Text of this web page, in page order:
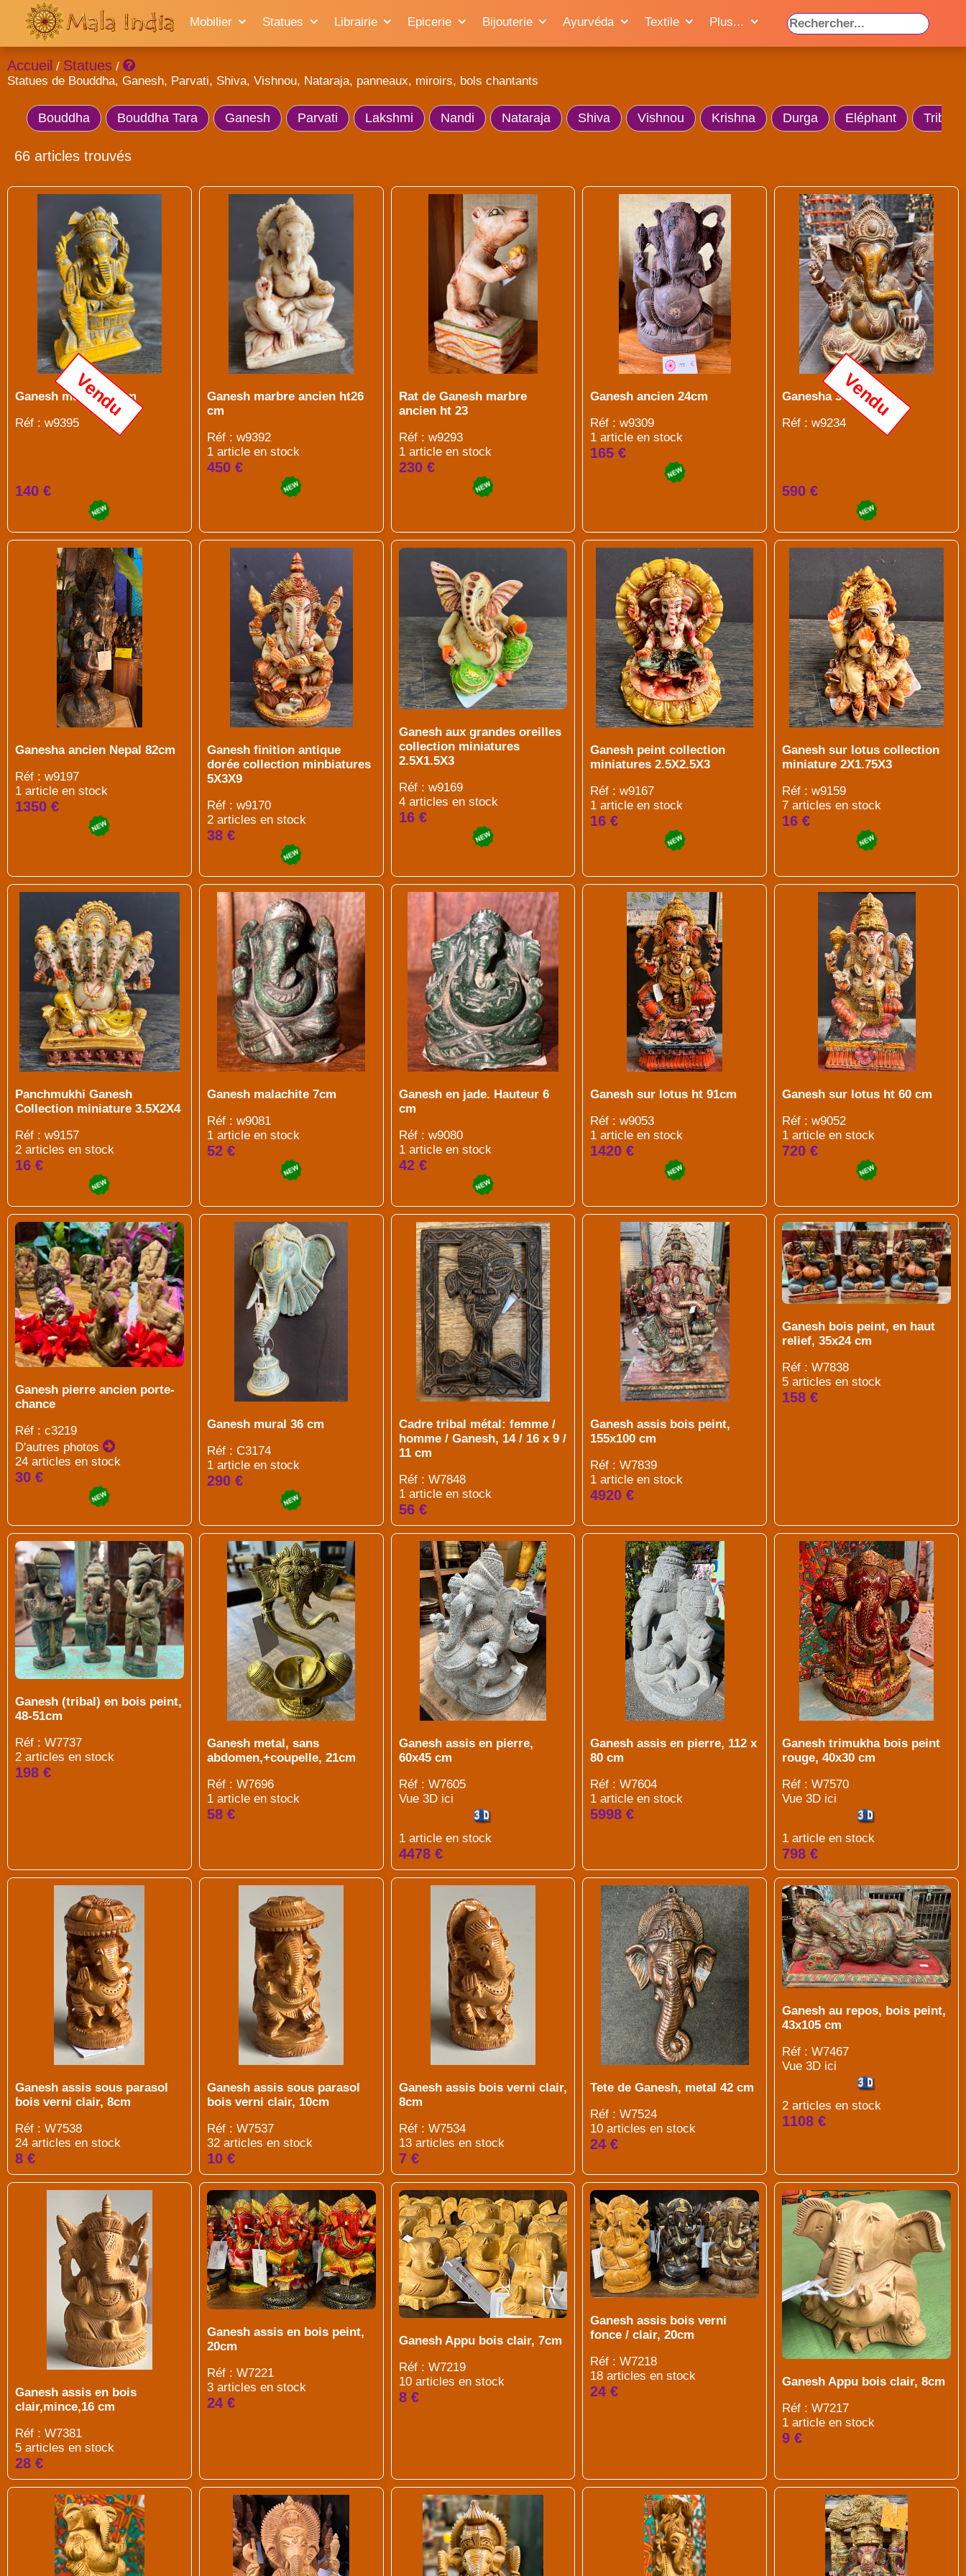
Mobilier Statues Librairie Epicerie Bijouterie Ayurvéda Textile Plus...
Accueil / Statues /
Statues de Bouddha, Ganesh, Parvati, Shiva, Vishnou, Nataraja, panneaux, miroirs, bols chantants
Bouddha Bouddha Tara Ganesh Parvati Lakshmi Nandi Nataraja Shiva Vishnou Krishna Durga Eléphant Tribal
66 articles trouvés
Ganesh marbre 22cm
Réf : w9395
Vendu
140 €
Ganesh marbre ancien ht26
cm
Réf : w9392
1 article en stock
450 €
Rat de Ganesh marbre
ancien ht 23
Réf : w9293
1 article en stock
230 €
Ganesh ancien 24cm
Réf : w9309
1 article en stock
165 €
Ganesha 30cm
Réf : w9234
Vendu
590 €
Ganesha ancien Nepal 82cm
Réf : w9197
1 article en stock
1350 €
Ganesh finition antique
dorée collection minbiatures
5X3X9
Réf : w9170
2 articles en stock
38 €
Ganesh aux grandes oreilles
collection miniatures
2.5X1.5X3
Réf : w9169
4 articles en stock
16 €
Ganesh peint collection
miniatures 2.5X2.5X3
Réf : w9167
1 article en stock
16 €
Ganesh sur lotus collection
miniature 2X1.75X3
Réf : w9159
7 articles en stock
16 €
Panchmukhi Ganesh
Collection miniature 3.5X2X4
Réf : w9157
2 articles en stock
16 €
Ganesh malachite 7cm
Réf : w9081
1 article en stock
52 €
Ganesh en jade. Hauteur 6
cm
Réf : w9080
1 article en stock
42 €
Ganesh sur lotus ht 91cm
Réf : w9053
1 article en stock
1420 €
Ganesh sur lotus ht 60 cm
Réf : w9052
1 article en stock
720 €
Ganesh pierre ancien porte-
chance
Réf : c3219
D'autres photos
24 articles en stock
30 €
Ganesh mural 36 cm
Réf : C3174
1 article en stock
290 €
Cadre tribal métal: femme /
homme / Ganesh, 14 / 16 x 9 /
11 cm
Réf : W7848
1 article en stock
56 €
Ganesh assis bois peint,
155x100 cm
Réf : W7839
1 article en stock
4920 €
Ganesh bois peint, en haut
relief, 35x24 cm
Réf : W7838
5 articles en stock
158 €
Ganesh (tribal) en bois peint,
48-51cm
Réf : W7737
2 articles en stock
198 €
Ganesh metal, sans
abdomen,+coupelle, 21cm
Réf : W7696
1 article en stock
58 €
Ganesh assis en pierre,
60x45 cm
Réf : W7605
Vue 3D ici
1 article en stock
4478 €
Ganesh assis en pierre, 112 x
80 cm
Réf : W7604
1 article en stock
5998 €
Ganesh trimukha bois peint
rouge, 40x30 cm
Réf : W7570
Vue 3D ici
1 article en stock
798 €
Ganesh assis sous parasol
bois verni clair, 8cm
Réf : W7538
24 articles en stock
8 €
Ganesh assis sous parasol
bois verni clair, 10cm
Réf : W7537
32 articles en stock
10 €
Ganesh assis bois verni clair,
8cm
Réf : W7534
13 articles en stock
7 €
Tete de Ganesh, metal 42 cm
Réf : W7524
10 articles en stock
24 €
Ganesh au repos, bois peint,
43x105 cm
Réf : W7467
Vue 3D ici
2 articles en stock
1108 €
Ganesh assis en bois
clair,mince,16 cm
Réf : W7381
5 articles en stock
28 €
Ganesh assis en bois peint,
20cm
Réf : W7221
3 articles en stock
24 €
Ganesh Appu bois clair, 7cm
Réf : W7219
10 articles en stock
8 €
Ganesh assis bois verni
fonce / clair, 20cm
Réf : W7218
18 articles en stock
24 €
Ganesh Appu bois clair, 8cm
Réf : W7217
1 article en stock
9 €